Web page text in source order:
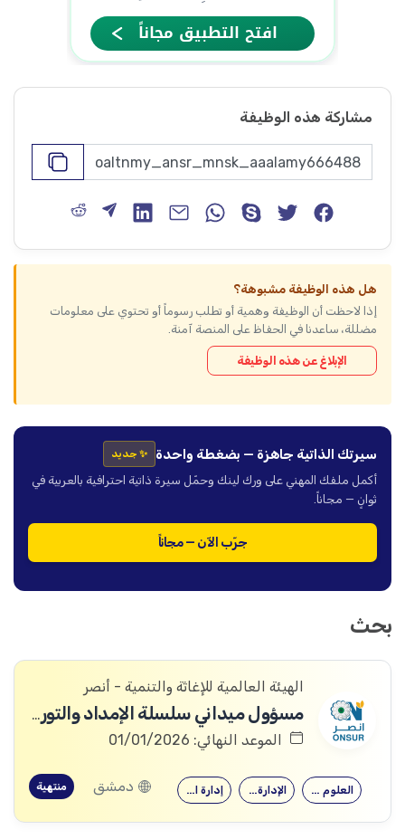
مشاركة هذه الوظيفة
هل هذه الوظيفة مشبوهة؟
إذا لاحظت أن الوظيفة وهمية أو تطلب رسوماً أو تحتوي على معلومات
مضللة، ساعدنا في الحفاظ على المنصة آمنة.
الإبلاغ عن هذه الوظيفة
سيرتك الذاتية جاهزة — بضغطة واحدة ✨ جديد
أكمل ملفك المهني على ورك لينك وحمّل سيرة ذاتية احترافية بالعربية في
ثوانٍ — مجاناً.
جرّب الآن — مجاناً
بحث
الهيئة العالمية للإغاثة والتنمية - أنصر
مسؤول ميداني سلسلة الإمداد والتوريد
الموعد النهائي: 01/01/2026
إدارة الأعمال الإدارة العامة العلوم الإدارية دمشق منتهية